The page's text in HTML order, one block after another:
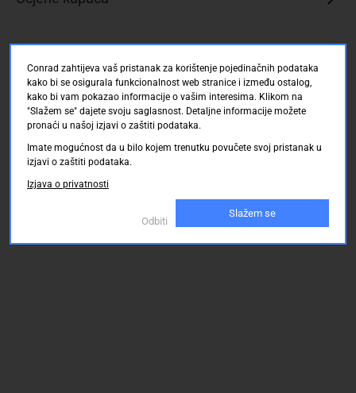
Conrad zahtijeva vaš pristanak za korištenje pojedinačnih podataka
kako bi se osigurala funkcionalnost web stranice i između ostalog,
kako bi vam pokazao informacije o vašim interesima. Klikom na
"Slažem se" dajete svoju saglasnost. Detaljne informacije možete
pronaći u našoj izjavi o zaštiti podataka.
Imate mogućnost da u bilo kojem trenutku povučete svoj pristanak u
izjavi o zaštiti podataka.
Izjava o privatnosti
Odbiti
Slažem se